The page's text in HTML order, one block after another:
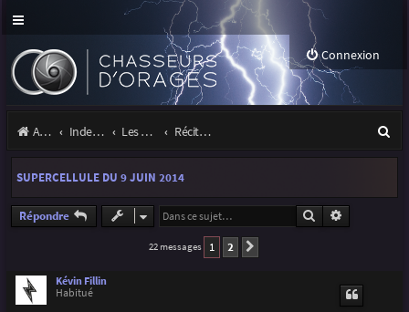
Connexion
Accueil Index du forum Les orages Récits et photos d'orages
e
SUPERCELLULE DU 9 JUIN 2014
Répondre Rechercher
22 messages 1 2
Kévin Fillin
Habitué